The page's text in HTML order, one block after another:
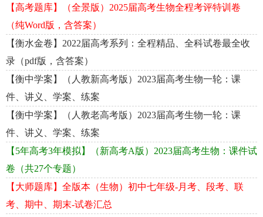
【高考题库】（全景版）2025届高考生物全程考评特训卷
（纯Word版，含答案）
【衡水金卷】2022届高考系列：全程精品、全科试卷最全收
录（pdf版，含答案）
【衡中学案】（人教新高考版）2023届高考生物一轮：课
件、讲义、学案、练案
【衡中学案】（人教老高考版）2023届高考生物一轮：课
件、讲义、学案、练案
【5年高考3年模拟】（新高考A版）2023届高考生物：课件试
卷（共27个专题）
【大师题库】全版本（生物）初中七年级-月考、段考、联
考、期中、期末-试卷汇总